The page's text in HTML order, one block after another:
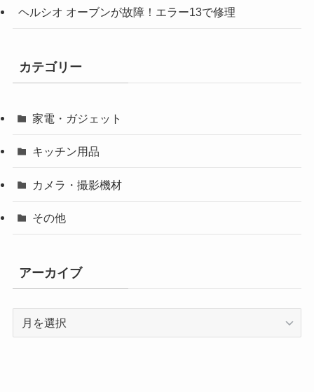
ヘルシオ オーブンが故障！エラー13で修理
カテゴリー
家電・ガジェット
キッチン用品
カメラ・撮影機材
その他
アーカイブ